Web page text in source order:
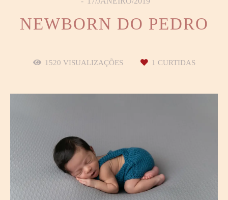
NEWBORN DO PEDRO
1520 VISUALIZAÇÕES 1 CURTIDAS